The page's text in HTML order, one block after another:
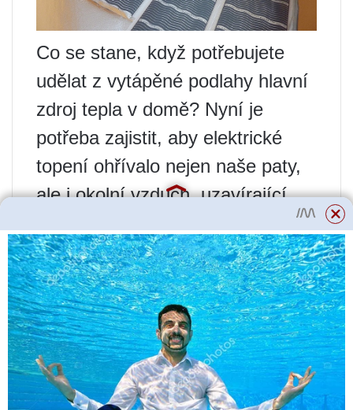
Co se stane, když potřebujete
udělat z vytápěné podlahy hlavní
zdroj tepla v domě? Nyní je
potřeba zajistit, aby elektrické
topení ohřívalo nejen naše paty,
ale i okolní vzduch, uzavírající
místnosti. To se dá zařídit, ale
důsledky budou docela zajímavé.
Při silných mrazech budete
muset vypnout omezovací
teplotní senzor, protože +29 °C
pod nátěrem zjevně nebude stačit